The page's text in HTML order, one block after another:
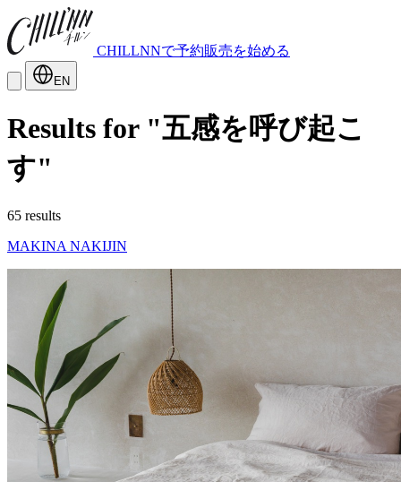
CHILLNNで予約販売を始める
EN
Results for "五感を呼び起こ
す"
65 results
MAKINA NAKIJIN